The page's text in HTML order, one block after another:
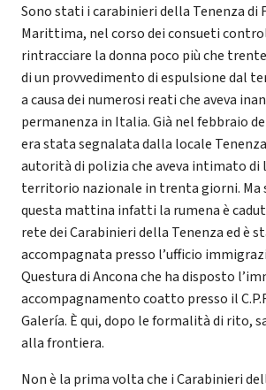
Sono stati i carabinieri della Tenenza di
Marittima, nel corso dei consueti
rintracciare la donna poco più che
di un provvedimento di espulsione dal
a causa dei numerosi reati che aveva
permanenza in Italia. Già nel febbraio
era stata segnalata dalla locale
autorità di polizia che aveva intimato di
territorio nazionale in trenta giorni. Ma
questa mattina infatti la rumena è
rete dei Carabinieri della Tenenza ed è
accompagnata presso l’ufficio
Questura di Ancona che ha disposto
accompagnamento coatto presso il
Galería. È qui, dopo le formalità di rito,
alla frontiera.
Non è la prima volta che i Carabinieri